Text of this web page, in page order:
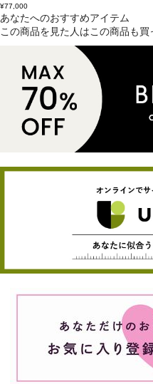
¥77,000
あなたへのおすすめアイテム
この商品を見た人はこの商品も買